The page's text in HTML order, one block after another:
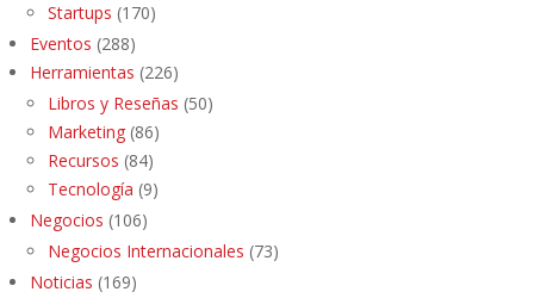
Startups (170)
Eventos (288)
Herramientas (226)
Libros y Reseñas (50)
Marketing (86)
Recursos (84)
Tecnología (9)
Negocios (106)
Negocios Internacionales (73)
Noticias (169)